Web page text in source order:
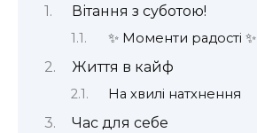
Вітання з суботою!
✨ Моменти радості ✨
Життя в кайф
На хвилі натхнення
Час для себе